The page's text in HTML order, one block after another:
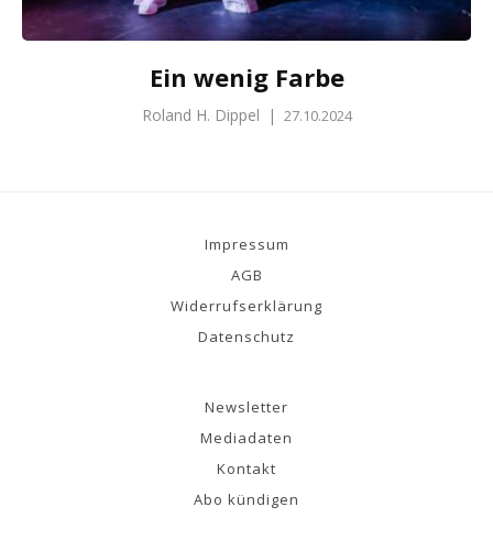
Ein wenig Farbe
Roland H. Dippel | 27.10.2024
Impressum
AGB
Widerrufserklärung
Datenschutz
Newsletter
Mediadaten
Kontakt
Abo kündigen